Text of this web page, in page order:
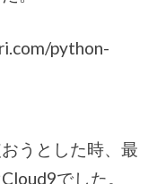
python-
うとした時、最
でした。